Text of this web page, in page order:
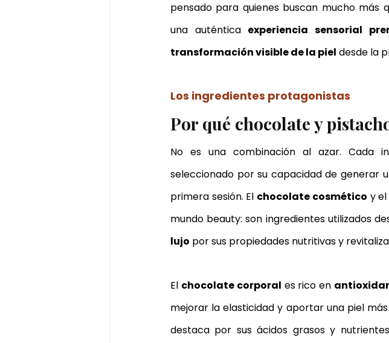
pensado para quienes buscan mucho más
una auténtica experiencia sensorial
transformación visible de la piel desde la
Los ingredientes protagonistas
Por qué chocolate y
No es una combinación al azar. Cada
seleccionado por su capacidad de generar
primera sesión. El chocolate cosmético y el
mundo beauty: son ingredientes utilizados
lujo por sus propiedades nutritivas y
El chocolate corporal es rico en
mejorar la elasticidad y aportar una piel
destaca por sus ácidos grasos y